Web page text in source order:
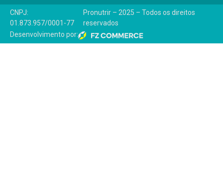
CNPJ:
01.873.957/0001-77
Pronutrir – 2025 – Todos os direitos
reservados
Desenvolvimento por: